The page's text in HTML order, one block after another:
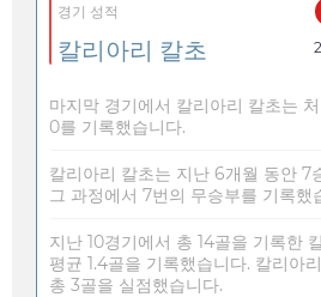
경기 성적
칼리아리 칼초
마지막 경기에서 칼리아리 칼초는
0를 기록했습니다.
칼리아리 칼초는 지난 6개월 동안 7
그 과정에서 7번의 무승부를 기록했
지난 10경기에서 총 14골을 기록한
평균 1.4골을 기록했습니다. 칼리아
총 3골을 실점했습니다.